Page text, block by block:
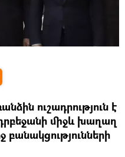
ուշադրություն է
միջև խաղաղ
բանակցությունների